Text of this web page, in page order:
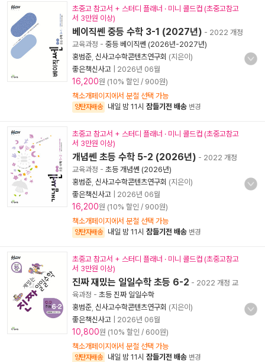
초중고 참고서 + 스터디 플래너 · 미니 콜드컵 (초중고참고
서 3만원 이상)
베이직쎈 중등 수학 3-1 (2027년) - 2022 개정
교육과정 - 중등 베이직쎈 (2026년-2027년)
홍범준 신사고수학콘텐츠연구회 (지은이)
좋은책신사고
2026년 06월
16,200원 (10% 할인 / 900원)
책소개페이지에서 분철 선택 가능
양탄자배송 내일 밤 11시 잠들기전 배송 변경
초중고 참고서 + 스터디 플래너 · 미니 콜드컵 (초중고참고
서 3만원 이상)
개념쎈 초등 수학 5-2 (2026년) - 2022 개정
교육과정 - 초등 개념쎈 (2026년)
홍범준 신사고수학콘텐츠연구회 (지은이)
좋은책신사고
2026년 06월
16,200원 (10% 할인 / 900원)
책소개페이지에서 분철 선택 가능
양탄자배송 내일 밤 11시 잠들기전 배송 변경
초중고 참고서 + 스터디 플래너 · 미니 콜드컵 (초중고참고
서 3만원 이상)
진짜 재밌는 일일수학 초등 6-2 - 2022 개정 교
육과정 - 초등 진짜 일일수학
홍범준 신사고수학콘텐츠연구회 (지은이)
좋은책신사고
2026년 06월
10,800원 (10% 할인 / 600원)
책소개페이지에서 분철 선택 가능
양탄자배송 내일 밤 11시 잠들기전 배송 변경